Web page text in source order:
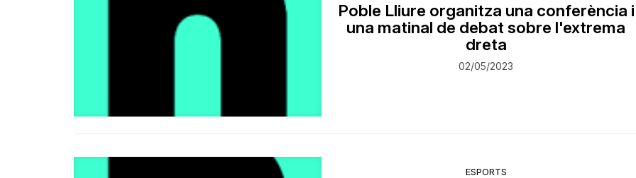
Poble Lliure organitza una conferència i
una matinal de debat sobre l'extrema
dreta
02/05/2023
ESPORTS